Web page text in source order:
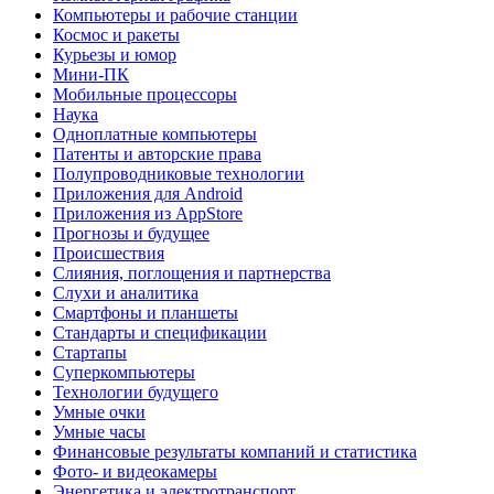
Компьютеры и рабочие станции
Космос и ракеты
Курьезы и юмор
Мини-ПК
Мобильные процессоры
Наука
Одноплатные компьютеры
Патенты и авторские права
Полупроводниковые технологии
Приложения для Android
Приложения из AppStore
Прогнозы и будущее
Происшествия
Слияния, поглощения и партнерства
Слухи и аналитика
Смартфоны и планшеты
Стандарты и спецификации
Стартапы
Суперкомпьютеры
Технологии будущего
Умные очки
Умные часы
Финансовые результаты компаний и статистика
Фото- и видеокамеры